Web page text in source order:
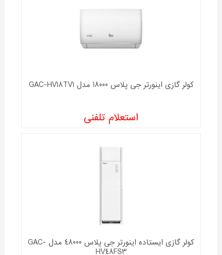
کولر گازی اینورتر جی پلاس 18000 مدل GAC-HV18TV1
استعلام تلفنی
کولر گازی ایستاده اینورتر جی پلاس 48000 مدل GAC-
HV48FS3